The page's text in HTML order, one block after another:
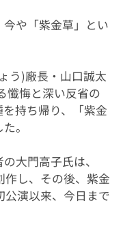
や「紫金草」とい
う)廠長・山口誠太
懺悔と深い反省の
持ち帰り、「紫金
。
大門高子氏は、
作し、その後、紫金
公演以来、今日まで